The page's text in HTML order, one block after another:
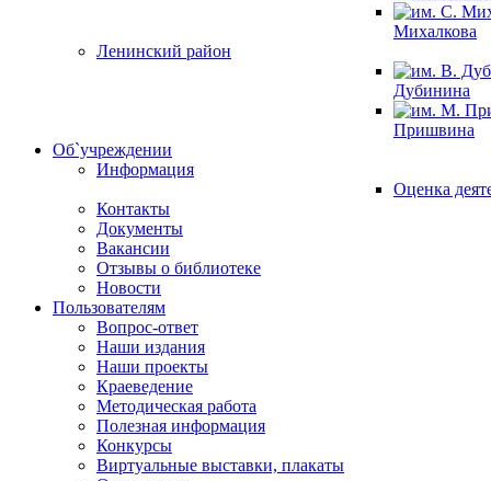
Михалкова
Ленинский район
Дубинина
Пришвина
Об`учреждении
Информация
Оценка
Контакты
Документы
Вакансии
Отзывы о библиотеке
Новости
Пользователям
Вопрос-ответ
Наши издания
Наши проекты
Краеведение
Методическая работа
Полезная информация
Конкурсы
Виртуальные выставки, плакаты